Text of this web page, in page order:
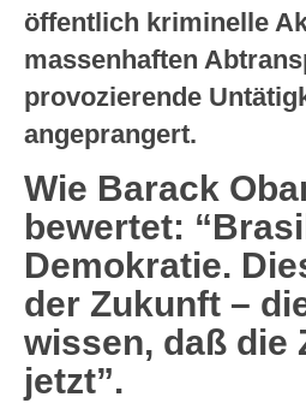
öffentlich kriminelle
massenhaften
provozierende
angeprangert.
Wie Barack
bewertet:
Demokratie.
der Zukunft –
wissen, daß die
jetzt”.